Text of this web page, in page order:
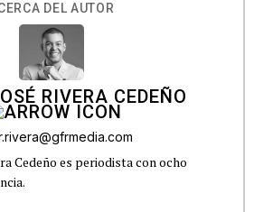
DEL AUTOR
RIVERA CEDEÑO
Cedeño es periodista con ocho